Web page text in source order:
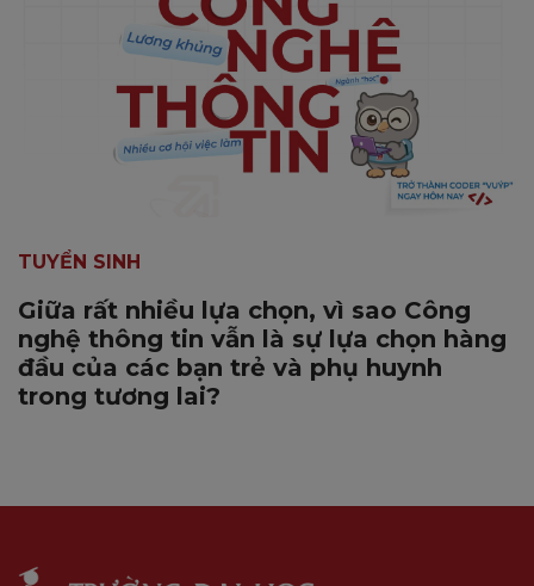
TUYỂN SINH
Giữa rất nhiều lựa chọn, vì sao Công
nghệ thông tin vẫn là sự lựa chọn hàng
đầu của các bạn trẻ và phụ huynh
trong tương lai?